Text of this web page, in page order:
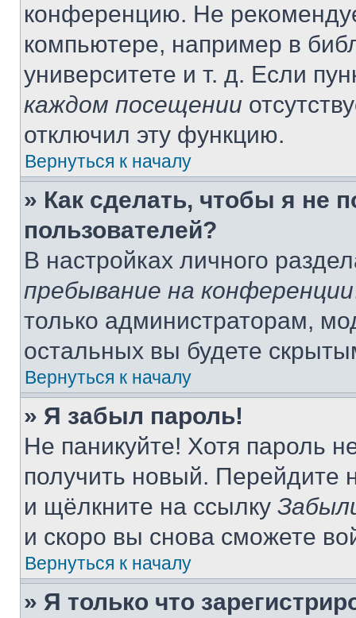
конференцию. Не
компьютере, например в
университете и т. д. Если
каждом посещении
отключил эту функцию.
Вернуться к началу
» Как сделать, чтобы я не
пользователей?
В настройках личного
пребывание на конференции
только администраторам,
остальных вы будете
Вернуться к началу
» Я забыл пароль!
Не паникуйте! Хотя пароль
получить новый. Перейдите
и щёлкните на ссылку
и скоро вы снова сможете
Вернуться к началу
» Я только что